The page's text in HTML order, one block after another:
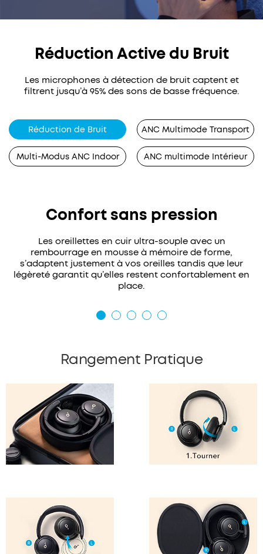
Réduction Active du Bruit
Les microphones à détection de bruit captent et
filtrent jusqu’à 95% des sons de basse fréquence.
Réduction de Bruit ANC Multimode Transport
Multi-Modus ANC Indoor ANC multimode Intérieur
Confort sans pression
Les oreillettes en cuir ultra-souple avec un
rembourrage en mousse à mémoire de forme,
s’adaptent justement à vos oreilles tandis que leur
légèreté garantit qu’elles restent confortablement en
place.
Rangement Pratique